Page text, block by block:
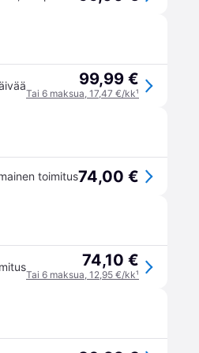
99,99 €
Tai 6 maksua, 17,47 €/kk¹
toimitus74,00 €
74,10 €
Tai 6 maksua, 12,95 €/kk¹